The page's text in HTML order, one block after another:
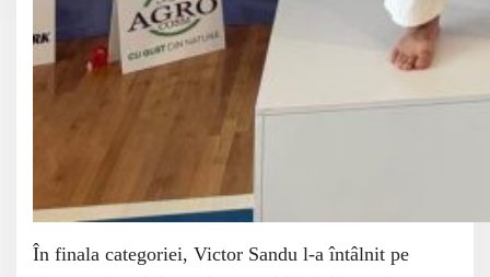
În finala categoriei, Victor Sandu l-a întâlnit pe